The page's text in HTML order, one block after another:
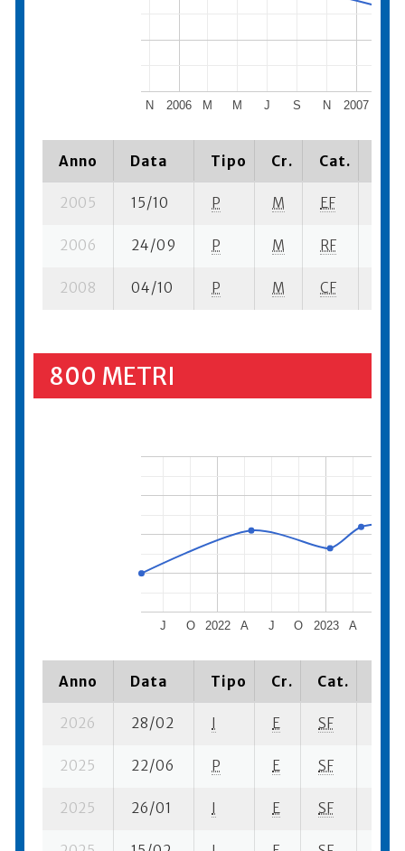
2006 2007
N M M J S N
Anno Data Tipo Cr. Cat.
2005 15/10 P M EF
2006 24/09 P M RF
2008 04/10 P M CF
800 METRI
2022 2023
J O A J O A
Anno Data Tipo Cr. Cat.
2026 28/02 I E SF
2025 22/06 P E SF
2025 26/01 I E SF